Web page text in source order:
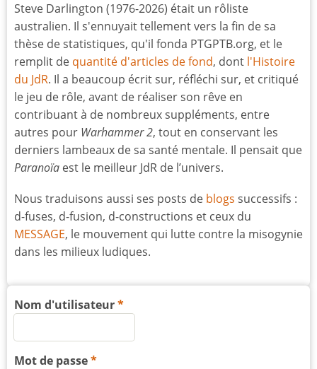
Steve Darlington (1976-2026) était un rôliste
australien. Il s'ennuyait tellement vers la fin de sa
thèse de statistiques, qu'il fonda PTGPTB.org, et le
remplit de quantité d'articles de fond, dont l'Histoire
du JdR. Il a beaucoup écrit sur, réfléchi sur, et critiqué
le jeu de rôle, avant de réaliser son rêve en
contribuant à de nombreux suppléments, entre
autres pour Warhammer 2, tout en conservant les
derniers lambeaux de sa santé mentale. Il pensait que
Paranoïa est le meilleur JdR de l’univers.
Nous traduisons aussi ses posts de blogs successifs :
d-fuses, d-fusion, d-constructions et ceux du
MESSAGE, le mouvement qui lutte contre la misogynie
dans les milieux ludiques.
Nom d'utilisateur
Mot de passe